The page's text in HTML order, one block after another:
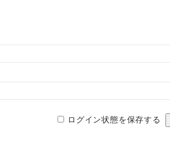
ログイン状態を保存する